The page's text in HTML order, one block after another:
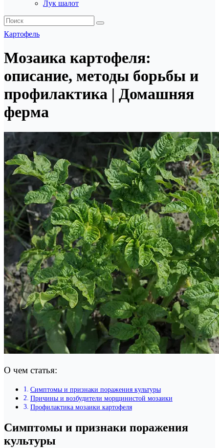
Лук шалот
Картофель
Мозаика картофеля:
описание, методы борьбы и
профилактика | Домашняя
ферма
О чем статья:
Симптомы и признаки поражения культуры
Причины и возбудители морщинистой мозаики
Профилактика мозаики картофеля
Симптомы и признаки поражения
культуры